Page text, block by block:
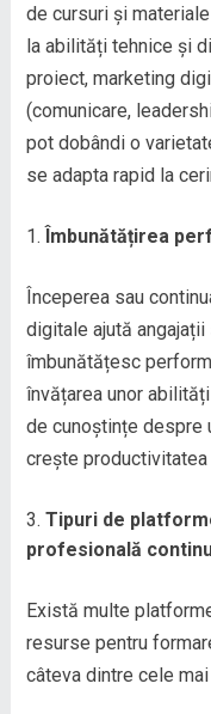
de cursuri și
la abilități tehnice și
proiect, marketing
(comunicare,
pot dobândi o
se adapta rapid la
Îmbunătățirea
Începerea sau
digitale ajută
îmbunătățesc
învățarea unor
de cunoștințe despre
crește
Tipuri de
profesională
Există multe
resurse pentru
câteva dintre cele